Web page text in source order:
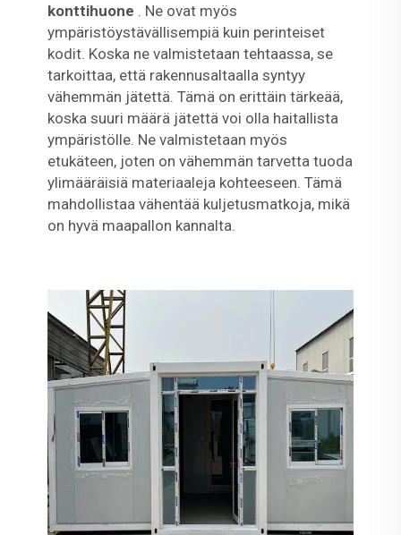
konttihuone . Ne ovat myös
ympäristöystävällisempiä kuin perinteiset
kodit. Koska ne valmistetaan tehtaassa, se
tarkoittaa, että rakennusaltaalla syntyy
vähemmän jätettä. Tämä on erittäin tärkeää,
koska suuri määrä jätettä voi olla haitallista
ympäristölle. Ne valmistetaan myös
etukäteen, joten on vähemmän tarvetta tuoda
ylimääräisiä materiaaleja kohteeseen. Tämä
mahdollistaa vähentää kuljetusmatkoja, mikä
on hyvä maapallon kannalta.